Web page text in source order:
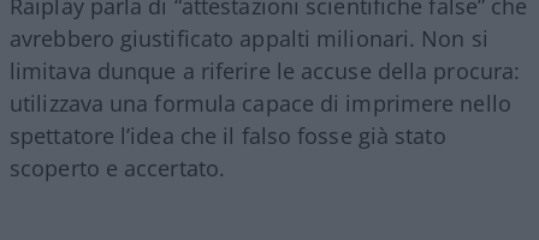
avrebbero giustificato appalti milionari. Non si
limitava dunque a riferire le accuse della procura:
utilizzava una formula capace di imprimere nello
spettatore l’idea che il falso fosse già stato
scoperto e accertato.